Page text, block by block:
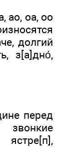
ао, оа, оо
долгий
з[а]дно́,
перед